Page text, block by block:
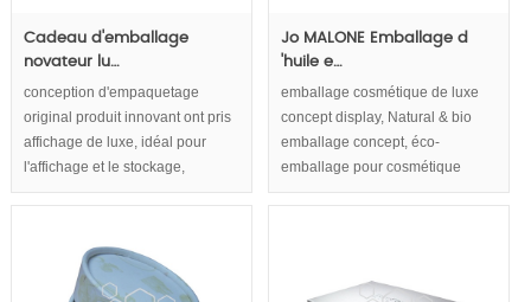
Cadeau d'emballage
novateur lu…
conception d'empaquetage
original produit innovant ont pris
affichage de luxe, idéal pour
l'affichage et le stockage,
l'emballage écologique,Eco
Jo MALONE Emballage d
'huile e…
emballage cosmétique de luxe
concept display, Natural & bio
emballage concept, éco-
emballage pour cosmétique
concept, correspond à la qualité